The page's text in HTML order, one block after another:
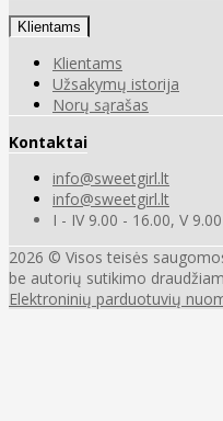
Klientams
Klientams
Užsakymų istorija
Norų sąrašas
Kontaktai
info@sweetgirl.lt
info@sweetgirl.lt
I - IV 9.00 - 16.00, V
2026 © Visos teisės
be autorių sutikimo
Elektroninių parduotuvių